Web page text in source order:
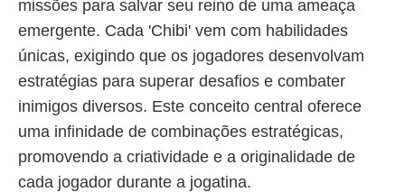
missões para salvar seu reino de uma ameaça
emergente. Cada 'Chibi' vem com habilidades
únicas, exigindo que os jogadores desenvolvam
estratégias para superar desafios e combater
inimigos diversos. Este conceito central oferece
uma infinidade de combinações estratégicas,
promovendo a criatividade e a originalidade de
cada jogador durante a jogatina.